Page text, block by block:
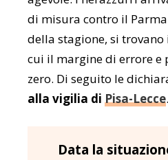
di misura contro il
della stagione, si
cui il margine di errore e
zero. Di seguito le
alla vigilia di Pisa-Lecce.
Data la